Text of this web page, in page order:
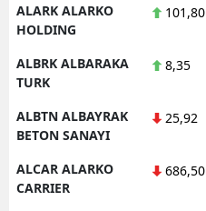
ALARK ALARKO
HOLDING
101,80
ALBRK ALBARAKA
TURK
8,35
ALBTN ALBAYRAK
BETON SANAYI
25,92
ALCAR ALARKO
CARRIER
686,50